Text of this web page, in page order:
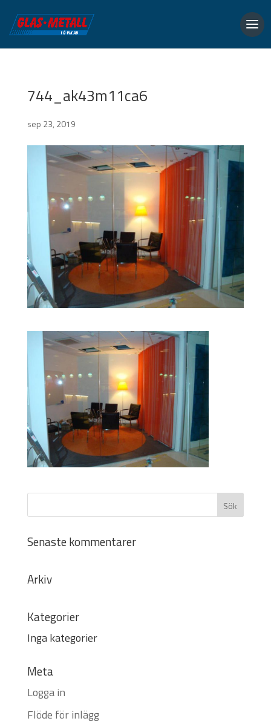
744_ak43m11ca6
sep 23, 2019
Senaste kommentarer
Arkiv
Kategorier
Inga kategorier
Meta
Logga in
Flöde för inlägg